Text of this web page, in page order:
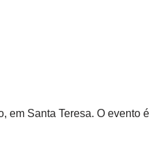
em Santa Teresa. O evento é